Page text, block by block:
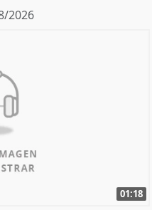
2026
01:18